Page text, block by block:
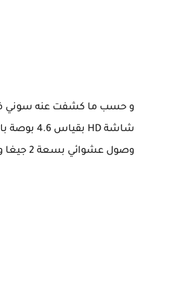
وصول عشوائي بسعة 2 جيغا و 16 جيغا كسعة للتخزين الداخلي قابلة للتمديد عن طريق شريحة Micro SD.